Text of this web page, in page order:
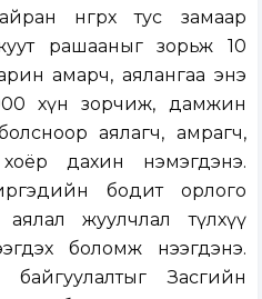
өнгөрөх тус замаар
рашааныг зорьж 10
амарч, аялангаа энэ
хүн зорчиж, дамжин
аялагч, амрагч,
дахин нэмэгдэнэ.
бодит орлого
жуулчлал түлхүү
боломж нээгдэнэ.
Засгийн